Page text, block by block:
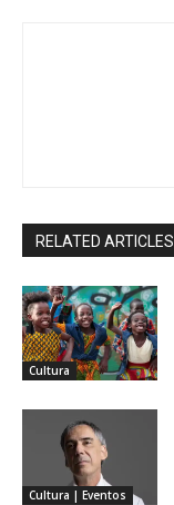
RELATED ARTICLES
Cultura
Cultura | Eventos